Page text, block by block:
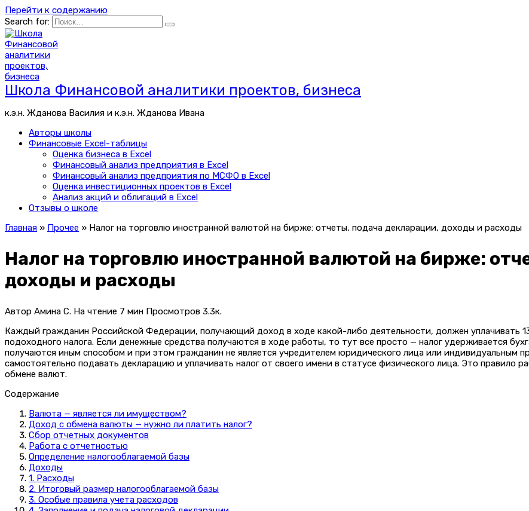
Перейти к содержанию
Search for:
Школа Финансовой аналитики проектов, бизнеса
к.э.н. Жданова Василия и к.э.н. Жданова Ивана
Авторы школы
Финансовые Excel-таблицы
Оценка бизнеса в Excel
Финансовый анализ предприятия в Excel
Финансовый анализ предприятия по МСФО в Excel
Оценка инвестиционных проектов в Excel
Анализ акций и облигаций в Excel
Отзывы о школе
Главная » Прочее » Налог на торговлю иностранной валютой на бирже: отчеты, подача декларации, доходы и расходы
Налог на торговлю иностранной валютой на бирже:
доходы и расходы
Автор Амина С. На чтение 7 мин Просмотров 3.3к.
Каждый гражданин Российской Федерации, получающий доход в ходе какой-либо деятельности, должен уплачивать
подоходного налога. Если денежные средства получаются в ходе работы, то тут все просто — налог удерживается
получаются иным способом и при этом гражданин не является учредителем юридического лица или индивидуальным
самостоятельно подавать декларацию и уплачивать налог от своего имени в статусе физического лица. Это правило
обмене валют.
Содержание
Валюта — является ли имуществом?
Доход с обмена валюты — нужно ли платить налог?
Сбор отчетных документов
Работа с отчетностью
Определение налогооблагаемой базы
Доходы
1. Расходы
2. Итоговый размер налогооблагаемой базы
3. Особые правила учета расходов